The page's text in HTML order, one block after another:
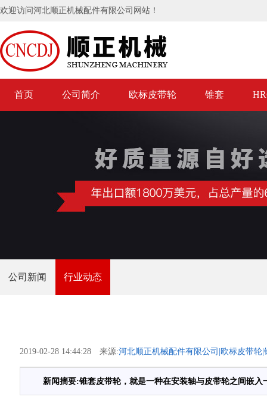
欢迎访问河北顺正机械配件有限公司网站！
首页 公司简介 欧标皮带轮 锥套
公司新闻 行业动态
2019-02-28 14:44:28 来源:河北顺正机械配件有限公司|欧标皮带轮|
新闻摘要:锥套皮带轮，就是一种在安装轴与皮带轮之间嵌